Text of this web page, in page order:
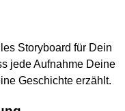
Storyboard für Dein
jede Aufnahme Deine
Geschichte erzählt.